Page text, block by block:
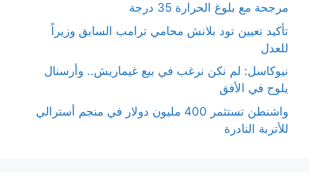
مرجحة مع بلوغ الحرارة 35 درجة
تأكيد تعيين تود بلانش محامي ترامب السابق وزيراً
للعدل
نيوكاسل: لم نكن نرغب في بيع غيماريش.. وأرسنال
يلوح في الأفق
واشنطن تستثمر 400 مليون دولار في منجم أسترالي
للأتربة النادرة